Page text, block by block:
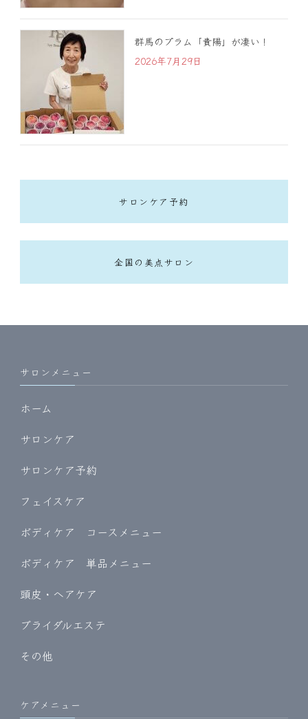
群馬のプラム「貴陽」が凄い！
2026年7月29日
サロンケア予約
全国の美点サロン
サロンメニュー
ホーム
サロンケア
サロンケア予約
フェイスケア
ボディケア コースメニュー
ボディケア 単品メニュー
頭皮・ヘアケア
ブライダルエステ
その他
ケアメニュー